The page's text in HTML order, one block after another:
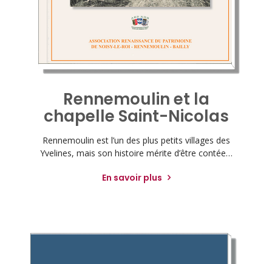
Rennemoulin et la
chapelle Saint-Nicolas
Rennemoulin est l’un des plus petits villages des
Yvelines, mais son histoire mérite d’être contée…
En savoir plus